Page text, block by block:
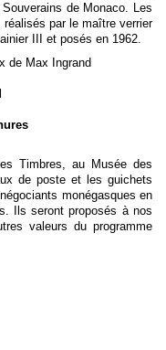
de Monaco. Les
par le maître verrier
III et posés en 1962.
de Max Ingrand
Timbres, au Musée des
de poste et les guichets
monégasques en
Ils seront proposés à nos
valeurs du programme